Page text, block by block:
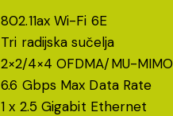
802.11ax Wi-Fi 6E
Tri radijska sučelja
2×2/4×4 OFDMA/MU-MIMO
6.6 Gbps Max Data Rate
1 x 2.5 Gigabit Ethernet